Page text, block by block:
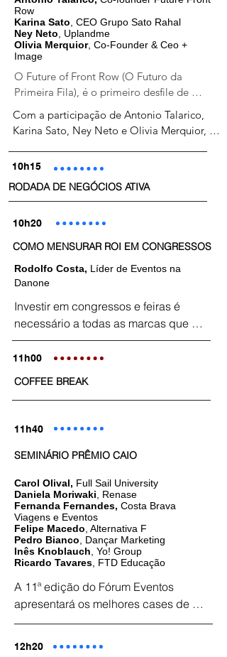
Row
Karina Sato , CEO Grupo Sato Rahal
Ney Neto , Uplandme
Olivia Merquior, Co-Founder & Ceo +
Image
O Future of Front Row (O Futuro da
Primeira Fila), é o primeiro desfile de
moda holográfico do mundo, um
verdadeiro show de cores e projeções
holográficas, e no Forum Eventos
conheceremos seu fundador, Antonio
Talarico, que trará alguns looks utilizado
pelos avatares na passarela, exibidos
como holografias tridimensionais, e
demonstrando a tendência de
passarelas e desfiles de moda
Com a participação de Antonio Talarico,
Karina Sato, Ney Neto e Olivia Merquior, o
tendências futurísticas e convida os
participantes a “saírem da caixa” através da
realidade expandida, holografias e
O Future of Front Row (O Futuro da Primeira
Fila), é o primeiro desfile de moda
holográfico do mundo, um verdadeiro show
de cores e projeções holográficas, e no
Forum Eventos conheceremos seu fundador,
Antonio Talarico, que trará alguns looks
utilizado pelos avatares na passarela,
demonstrando a tendência de convergência
real e virtual para as passarelas e desfiles de
10h15
RODADA DE NEGÓCIOS ATIVA
10h20
COMO MENSURAR ROI EM CONGRESSOS
Rodolfo Costa, Líder de Eventos na
Danone
Investir em congressos e feiras é
necessário a todas as marcas que
desejam ser conhecidas no mercado
que atuam e reconhecidas por sua
reputação. No entanto, mensurar
Nesta palestra você aprenderá a
dados tornando possível a
mensuração do alto investimento em
stands e outros patrocínios realizados
em exposições.
11h00
COFFEE BREAK
11h40
SEMINÁRIO PRÊMIO CAIO
Carol Olival, Full Sail University
Daniela Moriwaki , Renase
Fernanda Fernandes, Costa Brava
Viagens e Eventos
Felipe Macedo , Alternativa F
Pedro Bianco , Dançar Marketing
Inês Knoblauch , Yo! Group
Ricardo Tavares , FTD Educação
A 11ª edição do Fórum Eventos
apresentará os melhores cases de
eventos produzidos no Brasil e
12h20